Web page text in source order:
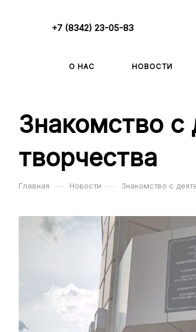
+7 (8342) 23-05-83
О НАС НОВОСТИ
Знакомство с
творчества
Главная — Новости — Знакомство с